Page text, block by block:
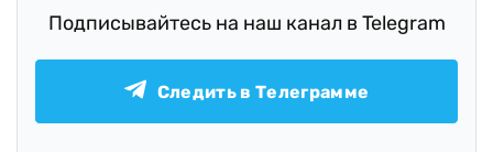
Подписывайтесь на наш канал в Telegram
Следить в Телеграмме